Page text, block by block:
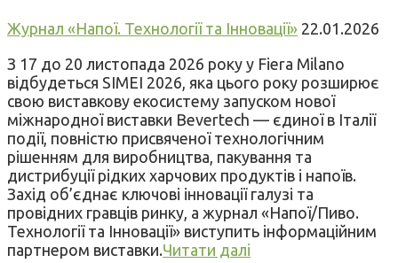
Журнал «Напої. Технології та Інновації» 22.01.2026
З 17 до 20 листопада 2026 року у Fiera Milano
відбудеться SIMEI 2026, яка цього року розширює
свою виставкову екосистему запуском нової
міжнародної виставки Bevertech — єдиної в Італії
події, повністю присвяченої технологічним
рішенням для виробництва, пакування та
дистрибуції рідких харчових продуктів і напоїв.
Захід об’єднає ключові інновації галузі та
провідних гравців ринку, а журнал «Напої/Пиво.
Технології та Інновації» виступить інформаційним
партнером виставки.Читати далі